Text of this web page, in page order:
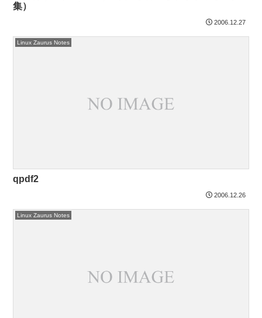
集）
2006.12.27
Linux Zaurus Notes
qpdf2
2006.12.26
Linux Zaurus Notes